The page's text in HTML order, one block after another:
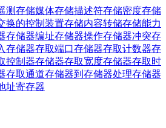
测存储媒体存储描述符存储密度存储
换的控制装置存储内容转储存储能力
存储器编址存储器操作存储器冲突存
存储器存取端口存储器存取计数器存
控制器存储器存取宽度存储器存取时
存取通道存储器到存储器处理存储器
址寄存器